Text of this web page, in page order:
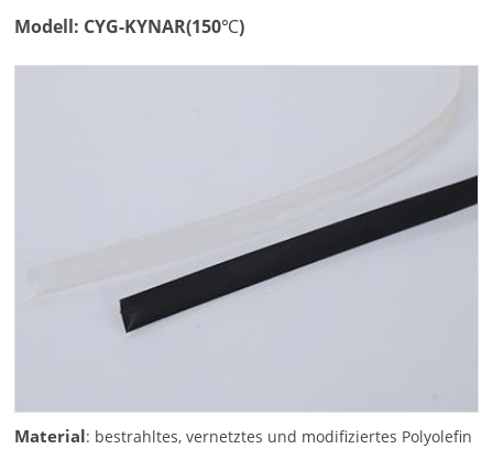
Modell: CYG-KYNAR(150℃)
Material: bestrahltes, vernetztes und modifiziertes Polyolefin